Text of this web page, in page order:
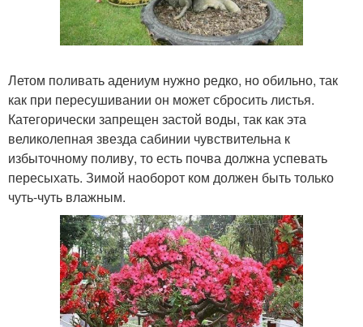
Летом поливать адениум нужно редко, но обильно, так
как при пересушивании он может сбросить листья.
Категорически запрещен застой воды, так как эта
великолепная звезда сабинии чувствительна к
избыточному поливу, то есть почва должна успевать
пересыхать. Зимой наоборот ком должен быть только
чуть-чуть влажным.